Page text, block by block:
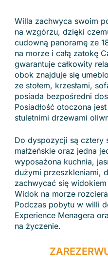
Willa zachwyca swoim
na wzgórzu, dzięki
cudowną panoramę ze
na morze i całą zatokę
gwarantuje całkowity
obok znajduje się
ze stołem, krzesłami,
posiada bezpośredni
Posiadłość otoczona
stuletnimi drzewami
Do dyspozycji są cztery
małżeńskie oraz jedna
wyposażona kuchnia,
dużymi przeszkleniami,
zachwycać się
Widok na morze
Podczas pobytu w willi
Experience Menagera
na życzenie.